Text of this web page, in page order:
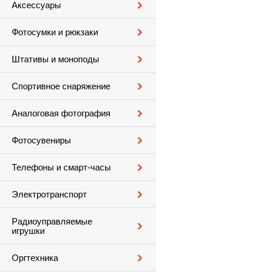
Аксессуары
Фотосумки и рюкзаки
Штативы и моноподы
Спортивное снаряжение
Аналоговая фотография
Фотосувениры
Телефоны и смарт-часы
Электротранспорт
Радиоуправляемые
игрушки
Оргтехника